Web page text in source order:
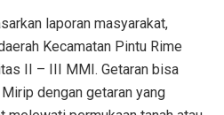
laporan masyarakat,
Kecamatan Pintu Rime
II – III MMI. Getaran bisa
dengan getaran yang